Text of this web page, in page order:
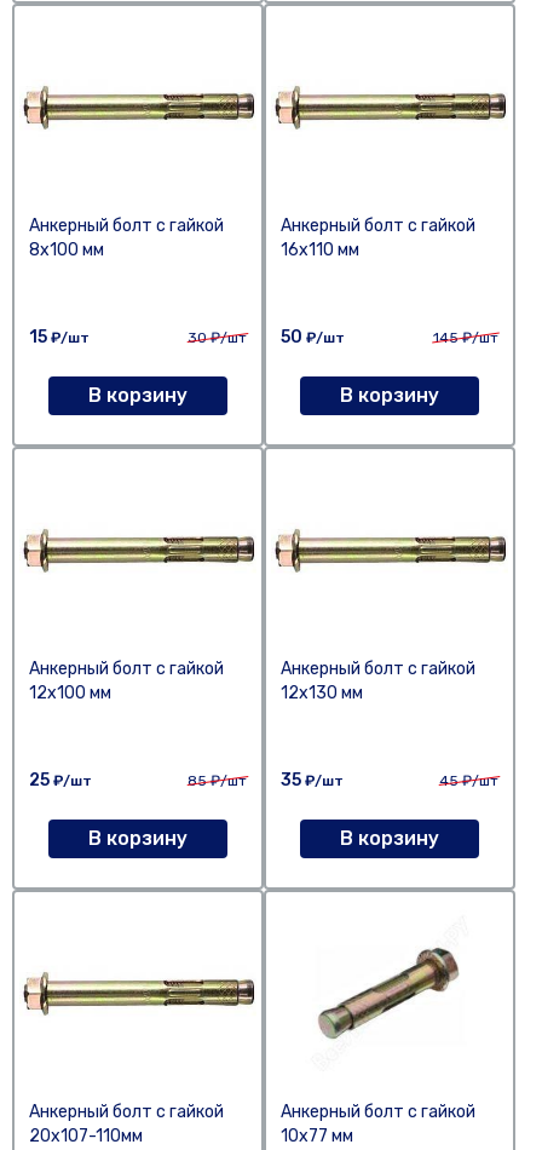
Анкерный болт с гайкой
8х100 мм
15 ₽/шт 30₽/шт
В корзину
Анкерный болт с гайкой
16х110 мм
50 ₽/шт 145₽/шт
В корзину
Анкерный болт с гайкой
12х100 мм
25 ₽/шт 85₽/шт
В корзину
Анкерный болт с гайкой
12х130 мм
35 ₽/шт 45₽/шт
В корзину
Анкерный болт с гайкой
20х107-110мм
Анкерный болт с гайкой
10х77 мм